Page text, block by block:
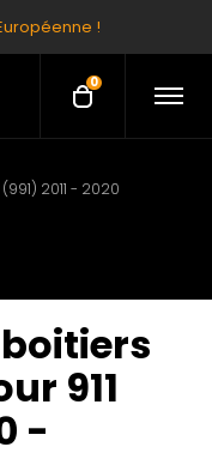
!
O
e
n
t
0
O
e
(991) 2011 - 2020
911
-